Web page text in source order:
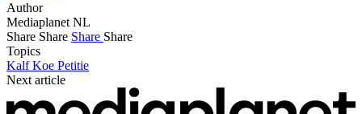
Author
Mediaplanet NL
Share Share Share Share
Topics
KalfKoe Petitie
Next article